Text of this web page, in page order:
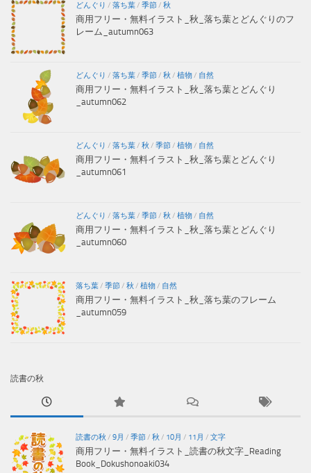
どんぐり / 落ち葉/ 季節/ 秋
商用フリー・無料イラスト_秋_落ち葉とどんぐりのフ
レーム_autumn063
どんぐり / 落ち葉/ 季節/ 秋 / 植物/ 自然
商用フリー・無料イラスト_秋_落ち葉とどんぐり
_autumn062
どんぐり / 落ち葉/ 秋 / 季節/ 植物/ 自然
商用フリー・無料イラスト_秋_落ち葉とどんぐり
_autumn061
どんぐり / 落ち葉/ 季節/ 秋 / 植物/ 自然
商用フリー・無料イラスト_秋_落ち葉とどんぐり
_autumn060
落ち葉/ 季節/ 秋 / 植物/ 自然
商用フリー・無料イラスト_秋_落ち葉のフレーム
_autumn059
読書の秋
読書の秋 / 9月 / 季節/ 秋 / 10月 / 11月 / 文字
商用フリー・無料イラスト_読書の秋文字_Reading
Book_Dokushonoaki034